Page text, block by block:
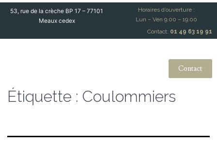
53, rue de la crèche BP 17 – 77101
Meaux cedex
Horaires d’ouverture :
Lun – Ven 9.00 – 19.00
Contact: 01 49 63 19 91
Contact
Étiquette : Coulommiers